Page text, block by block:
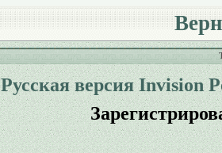
Русская версия Invision